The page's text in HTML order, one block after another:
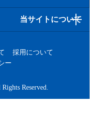
当サイトについて
採用について
ー
Reserved.